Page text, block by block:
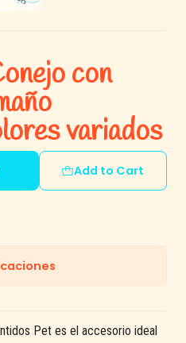
con
variados
Add to Cart
Pet es el accesorio ideal